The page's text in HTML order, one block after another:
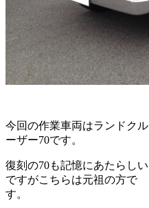
今回の作業車両はランドクル
ーザー70です。
復刻の70も記憶にあたらしい
ですがこちらは元祖の方で
す。